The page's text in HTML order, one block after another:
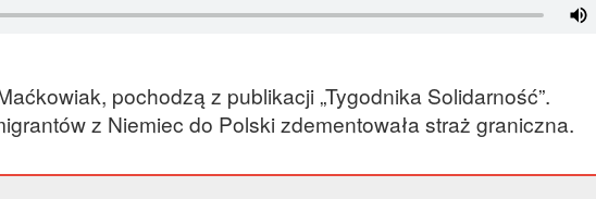
pochodzą z publikacji „Tygodnika Solidarność”.
z Niemiec do Polski zdementowała straż graniczna.